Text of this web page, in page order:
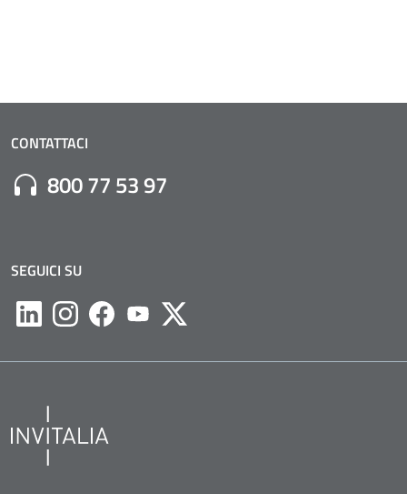
CONTATTACI
Numero di Telefono:
800 77 53 97
SEGUICI SU
LikedinInstagramFacebookYoutubeTwitter